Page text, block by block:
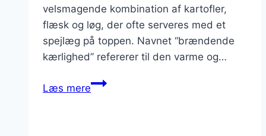
velsmagende kombination af kartofler,
flæsk og løg, der ofte serveres med et
spejlæg på toppen. Navnet “brændende
kærlighed” refererer til den varme og…
Læs mereBrændende